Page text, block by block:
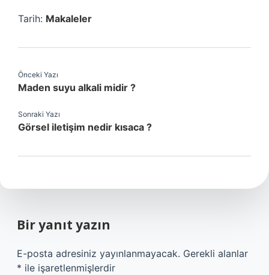
Tarih: Makaleler
Önceki Yazı
Maden suyu alkali midir ?
Sonraki Yazı
Görsel iletişim nedir kısaca ?
Bir yanıt yazın
E-posta adresiniz yayınlanmayacak. Gerekli alanlar
* ile işaretlenmişlerdir